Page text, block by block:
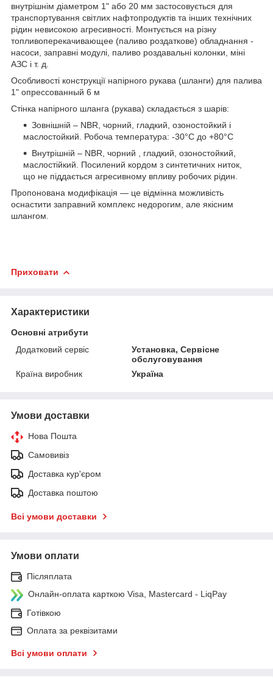
внутрішнім діаметром 1" або 20 мм застосовується для
транспортування світлих нафтопродуктів та інших технічних
рідин невисокою агресивності. Монтується на різну
топливоперекачивающее (паливо роздаткове) обладнання -
насоси, заправні модулі, паливо роздавальні колонки, міні
АЗС і т. д.
Особливості конструкції напірного рукава (шланги) для палива
1" опрессованный 6 м
Стінка напірного шланга (рукава) складається з шарів:
Зовнішній – NBR, чорний, гладкий, озоностойкий і
маслостойкий. Робоча температура: -30°С до +80°С
Внутрішній – NBR, чорний , гладкий, озоностойкий,
маслостійкий. Посилений кордом з синтетичних ниток,
що не піддається агресивному впливу робочих рідин.
Пропонована модифікація — це відмінна можливість
оснастити заправний комплекс недорогим, але якісним
шлангом.
Приховати
Характеристики
Основні атрибути
Додатковий сервіс
Установка, Сервісне
обслуговування
Країна виробник
Україна
Умови доставки
Нова Пошта
Самовивіз
Доставка кур'єром
Доставка поштою
Всі умови доставки
Умови оплати
Післяплата
Онлайн-оплата карткою Visa, Mastercard - LiqPay
Готівкою
Оплата за реквізитами
Всі умови оплати